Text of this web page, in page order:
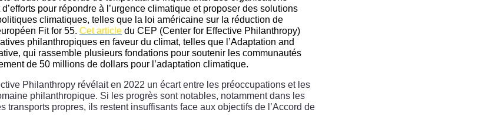
pour répondre à l’urgence climatique et proposer des solutions
climatiques, telles que la loi américaine sur la réduction de
Fit for 55. Cet article du CEP (Center for Effective Philanthropy)
philanthropiques en faveur du climat, telles que l’Adaptation and
qui rassemble plusieurs fondations pour soutenir les communautés
de 50 millions de dollars pour l’adaptation climatique.
Philanthropy révélait en 2022 un écart entre les préoccupations et les
philanthropique. Si les progrès sont notables, notamment dans les
transports propres, ils restent insuffisants face aux objectifs de l’Accord de